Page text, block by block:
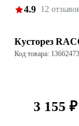
4.9 12
Кусторез
Код товара: 13662473
3 155 ₽